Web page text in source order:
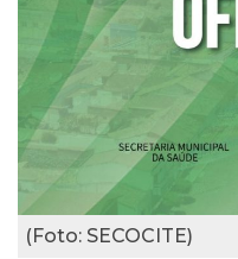
(Foto: SECOCITE)